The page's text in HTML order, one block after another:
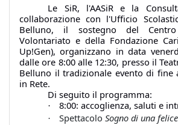
Le SiR, l'AASiR e la
collaborazione con l'Ufficio
Belluno, il sostegno del
Volontariato e della Fondazione
Up!Gen), organizzano in data
dalle ore 8:00 alle 12:30, presso il
Belluno il tradizionale evento di fine
in Rete.
Di seguito il programma:
· 8:00: accoglienza, saluti e
· SpettacoloSogno di una